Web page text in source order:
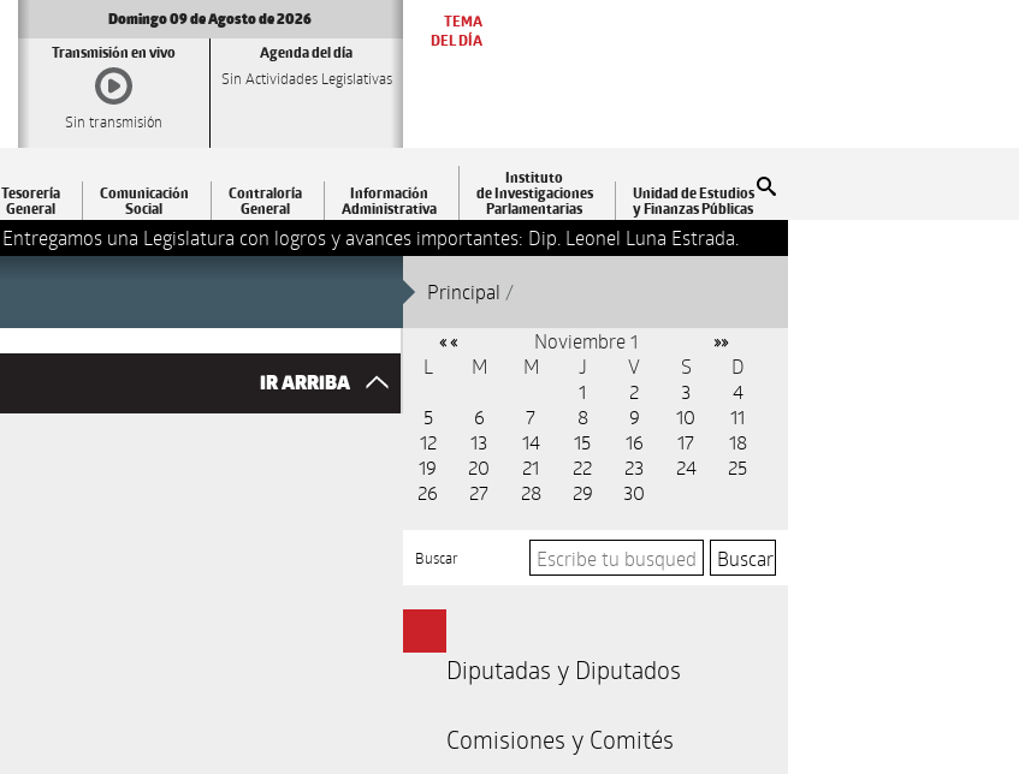
Domingo 09 de Agosto de 2026
Transmisión en vivo
Sin transmisión
Agenda del día
Sin Actividades Legislativas
TEMA
DEL DÍA
Tesorería
General
Comunicación
Social
Contraloría
General
Información
Administrativa
Instituto
de Investigaciones
Parlamentarias
Unidad de Estudios
y Finanzas Públicas
Entregamos una Legislatura con logros y avances importantes: Dip. Leonel Luna Estrada.
Principal /
IR ARRIBA
« « Noviembre 1 »»
L M M J V S
D
1
2 3
4
5
6 7 8 9 10
11
12
13 14 15 16 17
18
19
20 21 22 23 24
25
26
27 28 29 30
Buscar
Diputadas y Diputados
Comisiones y Comités